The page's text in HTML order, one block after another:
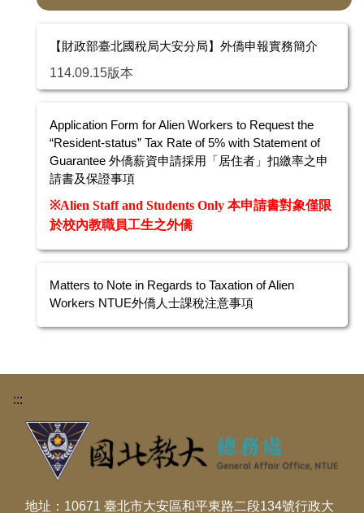
【財政部臺北國稅局大安分局】外僑申報實務簡介
114.09.15版本
Application Form for Alien Workers to Request the
“Resident-status” Tax Rate of 5% with Statement of
Guarantee 外僑薪資申請採用「居住者」扣繳率之申
請書及保證事項
※Alien Staff and Students Only 本申請書對象僅限
於校內教職員工生之外僑
Matters to Note in Regards to Taxation of Alien
Workers NTUE外僑人士課稅注意事項
:::
地址：10671 臺北市大安區和平東路二段134號行政大